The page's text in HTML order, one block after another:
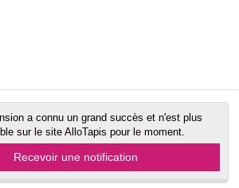
a connu un grand succès et n'est plus
sur le site AlloTapis pour le moment.
Recevoir une notification